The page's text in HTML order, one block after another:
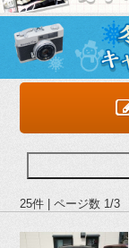
25件 | ページ数 1/3